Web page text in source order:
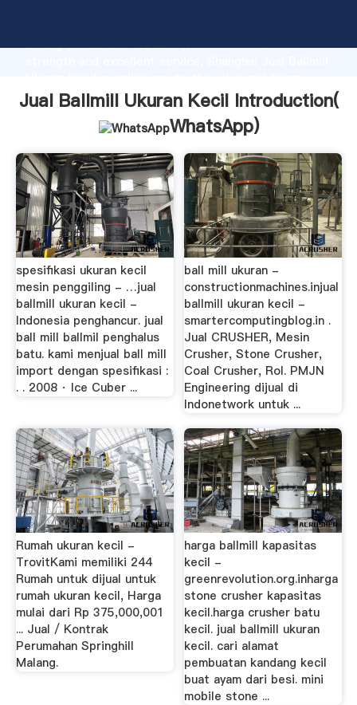
strong production capability, advanced research
values to all of customers.
Jual Ballmill Ukuran Kecil Introduction(
WhatsApp)
spesifikasi ukuran kecil
mesin penggiling - …jual
ballmill ukuran kecil -
Indonesia penghancur. jual
ball mill ballmil penghalus
batu. kami menjual ball mill
import dengan spesifikasi :
. . 2008 · Ice Cuber ...
ball mill ukuran -
constructionmachines.injual
ballmill ukuran kecil -
smartercomputingblog.in .
Jual CRUSHER, Mesin
Crusher, Stone Crusher,
Coal Crusher, Rol. PMJN
Engineering dijual di
Indonetwork untuk ...
Rumah ukuran kecil -
TrovitKami memiliki 244
Rumah untuk dijual untuk
rumah ukuran kecil, Harga
mulai dari Rp 375,000,001
... Jual / Kontrak
Perumahan Springhill
Malang.
harga ballmill kapasitas
kecil -
greenrevolution.org.inharga
stone crusher kapasitas
kecil.harga crusher batu
kecil. jual ballmill ukuran
kecil. cari alamat
pembuatan kandang kecil
buat ayam dari besi. mini
mobile stone ...